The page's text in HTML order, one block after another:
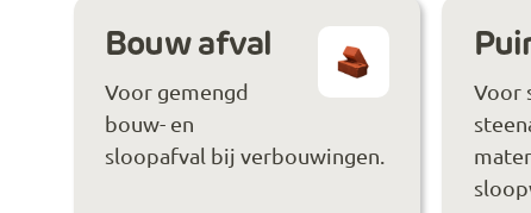
Bouw afval
Voor gemengd
bouw- en
sloopafval bij verbouwingen.
Voor